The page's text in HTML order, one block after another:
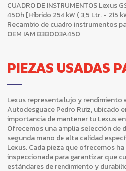
CUADRO DE INSTRUMENTOS Lexus
450h [Híbrido 254 kW ( 3,5 Ltr. - 215
Recambio de cuadro instrumentos
OEM IAM 838003A450
PIEZAS USADAS
Lexus representa lujo y rendimiento
Autodesguace Pedro Ruiz, ubicado
importancia de mantener tu Lexus
Ofrecemos una amplia selección de
segunda mano de alta calidad
Lexus. Cada pieza que ofrecemos
inspeccionada para garantizar que
estándares de rendimiento y